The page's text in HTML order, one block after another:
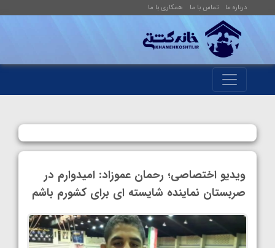
درباره ما تماس با ما همکاری با ما
ویدیو اختصاصی؛ رحمان عموزاد: امیدوارم در
صربستان نماینده شایسته ای برای کشورم باشم